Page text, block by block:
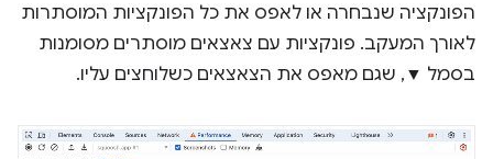
הפונקציה שנבחרה או לאפס את כל הפונקציות המוסתרות
לאורך המעקב. פונקציות עם צאצאים מוסתרים מסומנות
בסמל ▼, שגם מאפס את הצאצאים כשלוחצים עליו.